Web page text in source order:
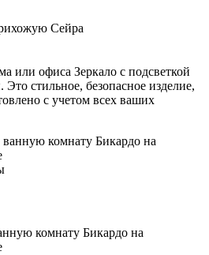
Сейра
или офиса Зеркало с подсветкой
стильное, безопасное изделие,
с учетом всех ваших
комнату Бикардо на